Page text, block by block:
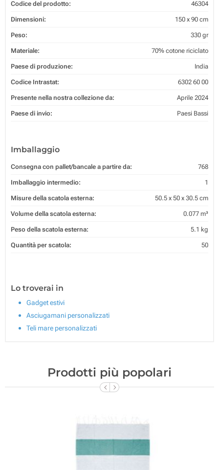
Codice del prodotto: 46304
Dimensioni: 150 x 90 cm
Peso: 330 gr
Materiale: 70% cotone riciclato
Paese di produzione: India
Codice Intrastat: 6302 60 00
Presente nella nostra collezione da: Aprile 2024
Paese di invio: Paesi Bassi
Imballaggio
Consegna con pallet/bancale a partire da: 768
Imballaggio intermedio: 1
Misure della scatola esterna: 50.5 x 50 x 30.5 cm
Volume della scatola esterna: 0.077 m³
Peso della scatola esterna: 5.1 kg
Quantità per scatola: 50
Lo troverai in
Gadget estivi
Asciugamani personalizzati
Teli mare personalizzati
Prodotti più popolari